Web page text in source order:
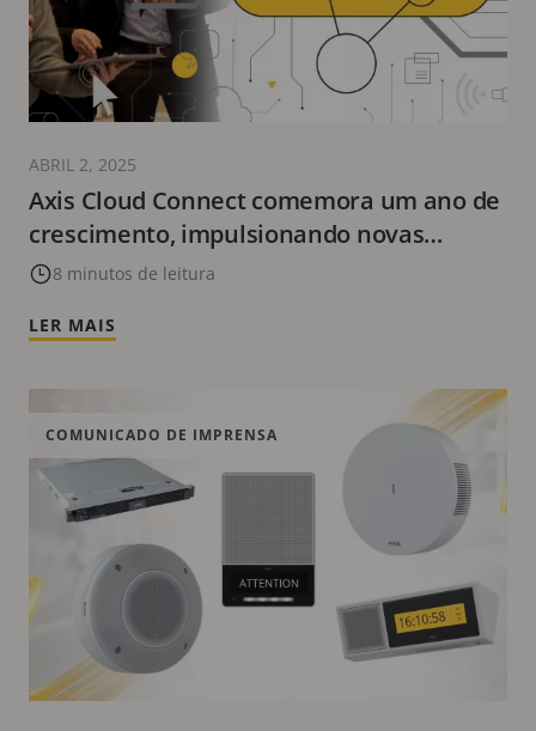
Axis Cloud Connect comemora um ano de
crescimento, impulsionando novas
parcerias, soluções inovadoras e
8 minutos de leitura
ABRIL 2, 2025
LER MAIS
COMUNICADO DE IMPRENSA